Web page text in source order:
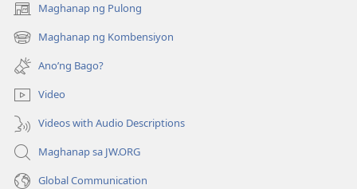
Maghanap ng Pulong
(may
bubukas
na
bagong
window)
Maghanap ng Kombensiyon
(may
bubukas
na
bagong
window)
Ano’ng Bago?
Video
Videos with Audio Descriptions
Maghanap sa JW.ORG
Global Communication